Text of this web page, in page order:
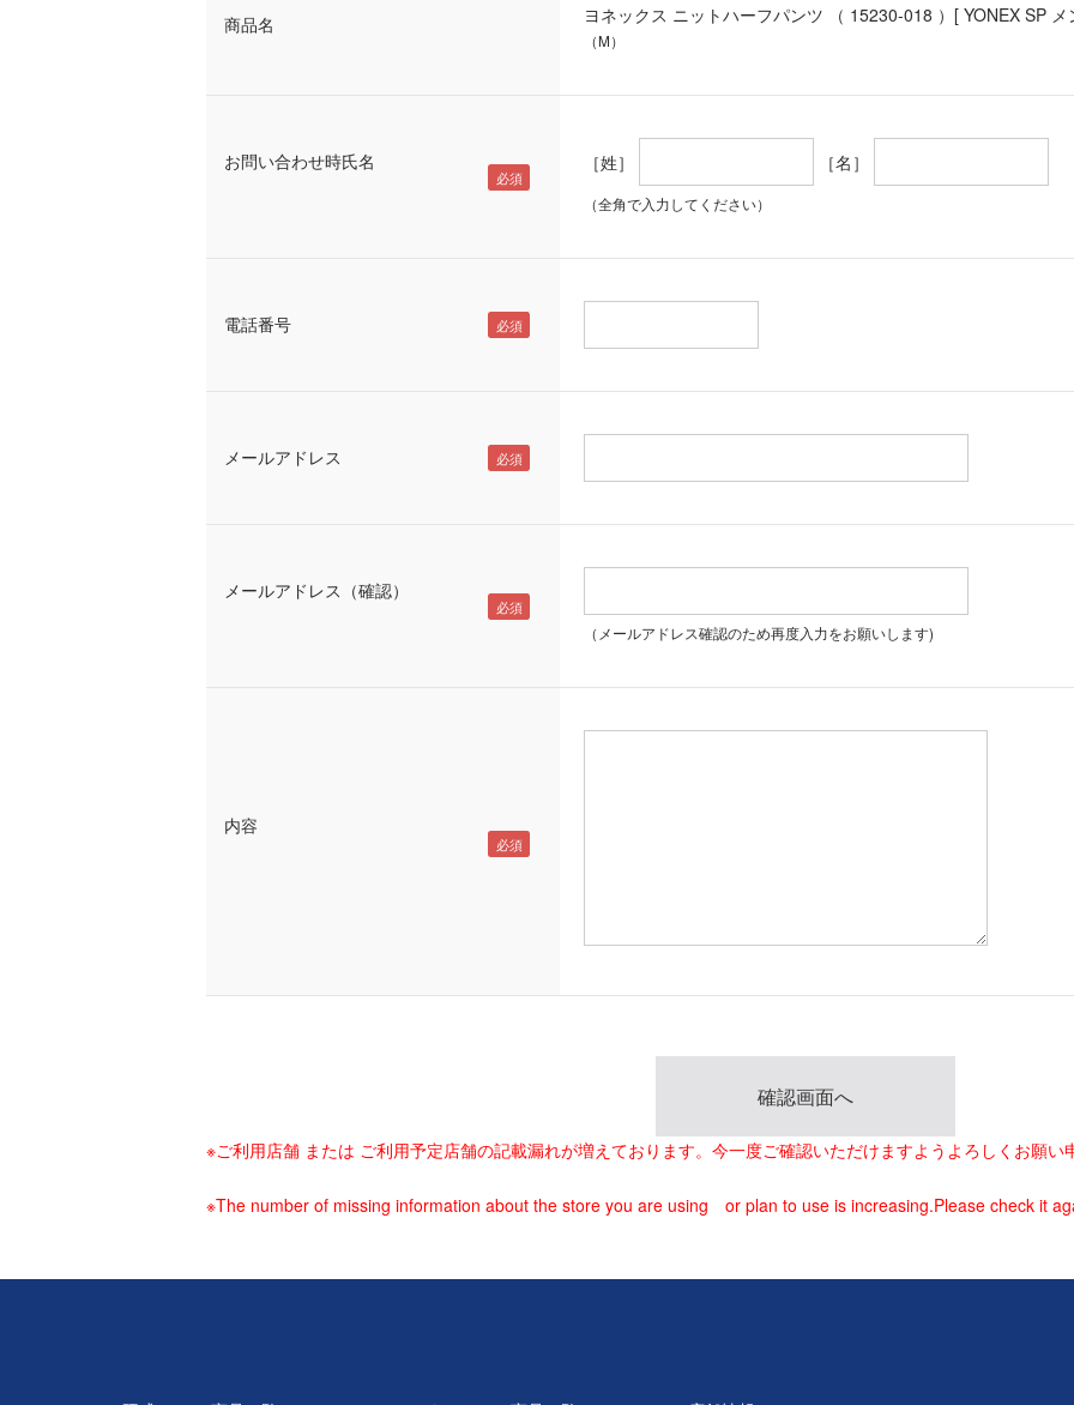
商品名 ヨネックス ニットハーフパンツ （ 15230-018 ）[ YONEX SP
（M）
お問い合わせ時氏名 ［姓］ ［名］
（全角で入力してください）
電話番号
メールアドレス
メールアドレス（確認）
（メールアドレス確認のため再度入力をお願いします)
内容
※ご利用店舗 または ご利用予定店舗の記載漏れが増えております。今一度ご確認いただけますようよろしくお願い
※The number of missing information about the store you are using or plan to use is increasing.Please check it